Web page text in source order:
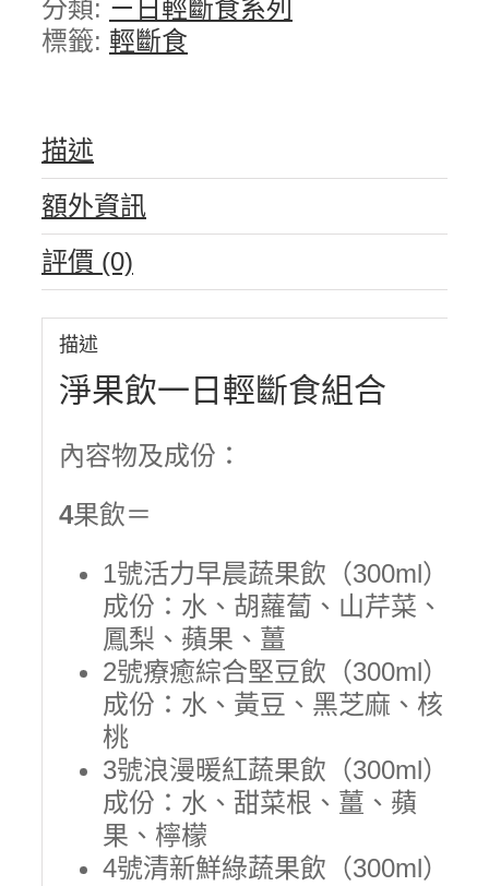
分類: ㄧ日輕斷食系列
標籤: 輕斷食
描述
額外資訊
評價 (0)
描述
淨果飲一日輕斷食組合
內容物及成份：
4果飲＝
1號活力早晨蔬果飲（300ml）
成份：水、胡蘿蔔、山芹菜、
鳳梨、蘋果、薑
2號療癒綜合堅豆飲（300ml）
成份：水、黃豆、黑芝麻、核
桃
3號浪漫暖紅蔬果飲（300ml）
成份：水、甜菜根、薑、蘋
果、檸檬
4號清新鮮綠蔬果飲（300ml）